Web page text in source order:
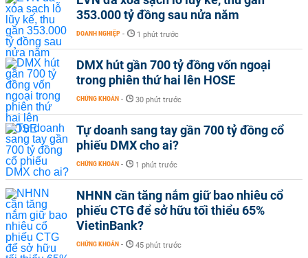
353.000 tỷ đồng sau nửa năm
DOANH NGHIỆP - 1 phút trước
DMX hút gần 700 tỷ đồng vốn ngoại
trong phiên thứ hai lên HOSE
CHỨNG KHOÁN - 30 phút trước
Tự doanh sang tay gần 700 tỷ đồng cổ
phiếu DMX cho ai?
CHỨNG KHOÁN - 1 phút trước
NHNN cần tăng nắm giữ bao nhiêu cổ
phiếu CTG để sở hữu tối thiểu 65%
VietinBank?
CHỨNG KHOÁN - 45 phút trước